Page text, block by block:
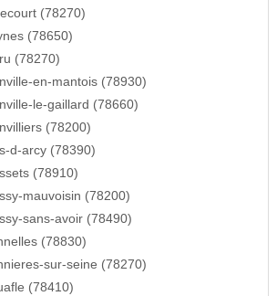
(78270)
(78650)
(78270)
en-mantois (78930)
le-gaillard (78660)
(78200)
d-arcy (78390)
(78910)
mauvoisin (78200)
sans-avoir (78490)
(78830)
sur-seine (78270)
(78410)